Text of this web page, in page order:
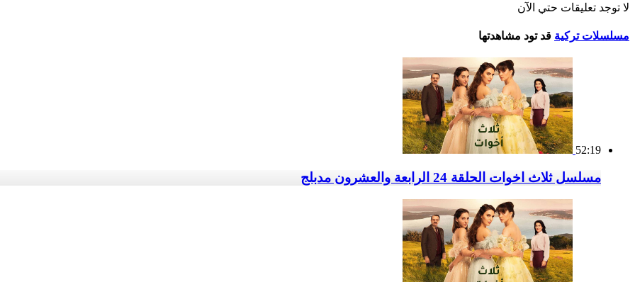
لا توجد تعليقات حتي الآن
مسلسلات تركية قد تود مشاهدتها
52:19
مسلسل ثلاث اخوات الحلقة 24 الرابعة والعشرون مدبلج